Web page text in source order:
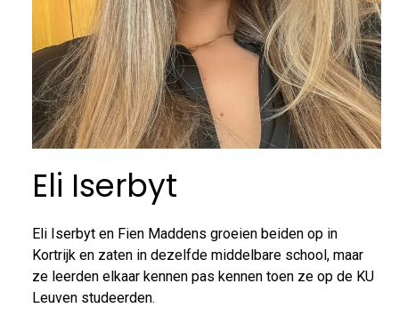
Eli Iserbyt
Eli Iserbyt en Fien Maddens groeien beiden op in
Kortrijk en zaten in dezelfde middelbare school, maar
ze leerden elkaar kennen pas kennen toen ze op de KU
Leuven studeerden.